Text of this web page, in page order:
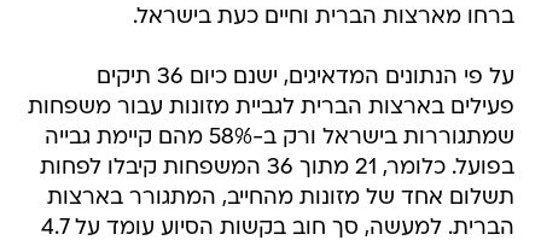
ברחו מארצות הברית וחיים כעת בישראל.
על פי הנתונים המדאיגים, ישנם כיום 36 תיקים
פעילים בארצות הברית לגביית מזונות עבור משפחות
שמתגוררות בישראל ורק ב-58% מהם קיימת גבייה
בפועל. כלומר, 21 מתוך 36 המשפחות קיבלו לפחות
תשלום אחד של מזונות מהחייב, המתגורר בארצות
הברית. למעשה, סך חוב בקשות הסיוע עומד על 4.7